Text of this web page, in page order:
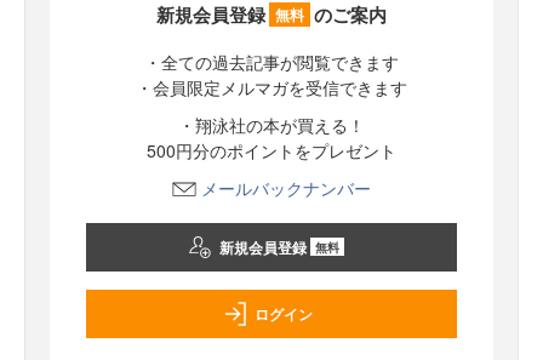
新規会員登録 無料 のご案内
・全ての過去記事が閲覧できます
・会員限定メルマガを受信できます
・翔泳社の本が買える！
500円分のポイントをプレゼント
メールバックナンバー
新規会員登録 無料
ログイン